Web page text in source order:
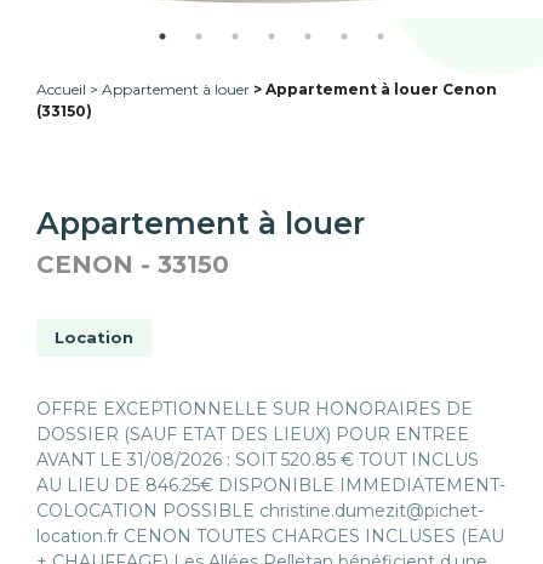
Accueil Appartement à louer
Appartement à louer Cenon
(33150)
Appartement à louer
CENON - 33150
Location
OFFRE EXCEPTIONNELLE SUR HONORAIRES DE
DOSSIER (SAUF ETAT DES LIEUX) POUR ENTREE
AVANT LE 31/08/2026 : SOIT 520.85 € TOUT INCLUS
AU LIEU DE 846.25€ DISPONIBLE IMMEDIATEMENT-
COLOCATION POSSIBLE christine.dumezit@pichet-
location.fr CENON TOUTES CHARGES INCLUSES (EAU